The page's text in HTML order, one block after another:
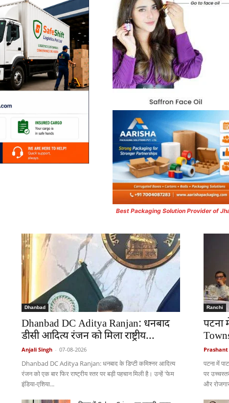
Best Packaging Solution Provider of
Dhanbad
Dhanbad DC Aditya Ranjan: धनबाद
डीसी आदित्य रंजन को मिला राष्ट्रीय...
Anjali Singh - 07-08-2026
Dhanbad DC Aditya Ranjan: धनबाद के डिप्टी कमिश्नर आदित्य
रंजन को एक बार फिर राष्ट्रीय स्तर पर बड़ी पहचान मिली है। उन्हें 'फेम
इंडिया-एशिया...
Ranchi
पटना
पटना में
पर
और